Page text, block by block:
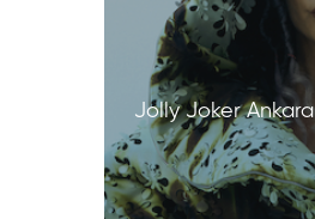
Jolly Joker Ankara